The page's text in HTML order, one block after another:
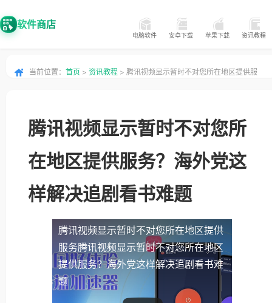
软件商店
电脑软件 安卓下载 苹果下载 资讯教程
当前位置： 首页 > 资讯教程 > 腾讯视频显示暂时不对您所在地区提供服
腾讯视频显示暂时不对您所
在地区提供服务？海外党这
样解决追剧看书难题
腾讯视频显示暂时不对您所在地区提供
服务腾讯视频显示暂时不对您所在地区
提供服务？海外党这样解决追剧看书难
题